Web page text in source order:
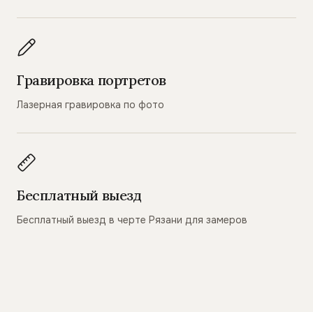
Гравировка портретов
Лазерная гравировка по фото
Бесплатный выезд
Бесплатный выезд в черте Рязани для замеров